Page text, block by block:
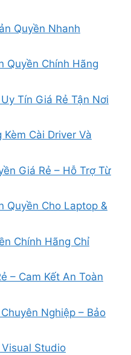
Quyền Nhanh
Quyền Chính Hãng
Tín Giá Rẻ Tận Nơi
Cài Driver Và
Giá Rẻ – Hỗ Trợ Từ
Quyền Cho Laptop &
Chính Hãng Chỉ
– Cam Kết An Toàn
Nghiệp – Bảo
Studio